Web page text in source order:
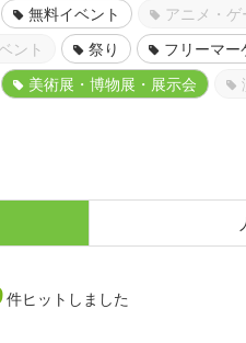
無料イベント
アニメ・ゲ
ント 祭り
フリーマー
美術展・博物展・展示会
件ヒットしました